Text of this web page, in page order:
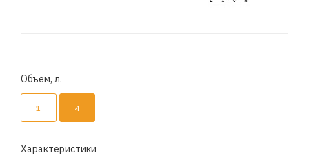
Объем, л.
1 4
Характеристики